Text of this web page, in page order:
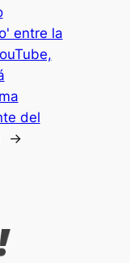
entre la
del
→